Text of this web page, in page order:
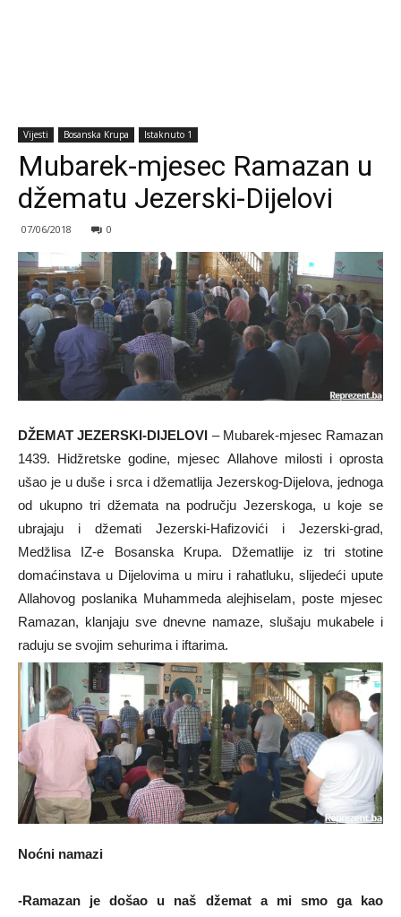
Vijesti Bosanska Krupa Istaknuto 1
Mubarek-mjesec Ramazan u
džematu Jezerski-Dijelovi
07/06/2018 0
DŽEMAT JEZERSKI-DIJELOVI – Mubarek-mjesec Ramazan
1439. Hidžretske godine, mjesec Allahove milosti i oprosta
ušao je u duše i srca i džematlija Jezerskog-Dijelova, jednoga
od ukupno tri džemata na području Jezerskoga, u koje se
ubrajaju i džemati Jezerski-Hafizovići i Jezerski-grad,
Medžlisa IZ-e Bosanska Krupa. Džematlije iz tri stotine
domaćinstava u Dijelovima u miru i rahatluku, slijedeći upute
Allahovog poslanika Muhammeda alejhiselam, poste mjesec
Ramazan, klanjaju sve dnevne namaze, slušaju mukabele i
raduju se svojim sehurima i iftarima.
Noćni namazi
-Ramazan je došao u naš džemat a mi smo ga kao